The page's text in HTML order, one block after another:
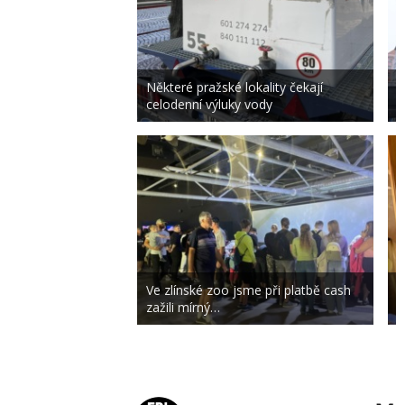
Některé pražské lokality čekají
celodenní výluky vody
Ve zlínské zoo jsme při platbě cash
zažili mírný…